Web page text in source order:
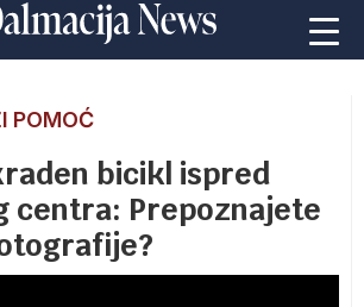
POMOĆ
bicikl ispred
centra: Prepoznajete